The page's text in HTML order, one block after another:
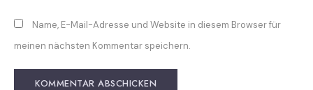
Name, E-Mail-Adresse und Website in diesem Browser für
meinen nächsten Kommentar speichern.